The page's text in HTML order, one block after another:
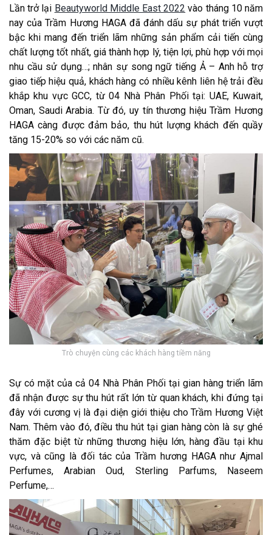
Lần trở lại Beautyworld Middle East 2022 vào tháng 10 năm
nay của Trầm Hương HAGA đã đánh dấu sự phát triển vượt
bậc khi mang đến triển lãm những sản phẩm cải tiến cùng
chất lượng tốt nhất, giá thành hợp lý, tiện lợi, phù hợp với mọi
nhu cầu sử dụng…; nhân sự song ngữ tiếng Ả – Anh hỗ trợ
giao tiếp hiệu quả, khách hàng có nhiều kênh liên hệ trải đều
khắp khu vực GCC, từ 04 Nhà Phân Phối tại: UAE, Kuwait,
Oman, Saudi Arabia. Từ đó, uy tín thương hiệu Trầm Hương
HAGA càng được đảm bảo, thu hút lượng khách đến quầy
tăng 15-20% so với các năm cũ.
Trò chuyện cùng các khách hàng tiềm năng
Sự có mặt của cả 04 Nhà Phân Phối tại gian hàng triển lãm
đã nhận được sự thu hút rất lớn từ quan khách, khi đứng tại
đây với cương vị là đại diện giới thiệu cho Trầm Hương Việt
Nam. Thêm vào đó, điều thu hút tại gian hàng còn là sự ghé
thăm đặc biệt từ những thương hiệu lớn, hàng đầu tại khu
vực, và cũng là đối tác của Trầm hương HAGA như Ajmal
Perfumes, Arabian Oud, Sterling Parfums, Naseem
Perfume,…